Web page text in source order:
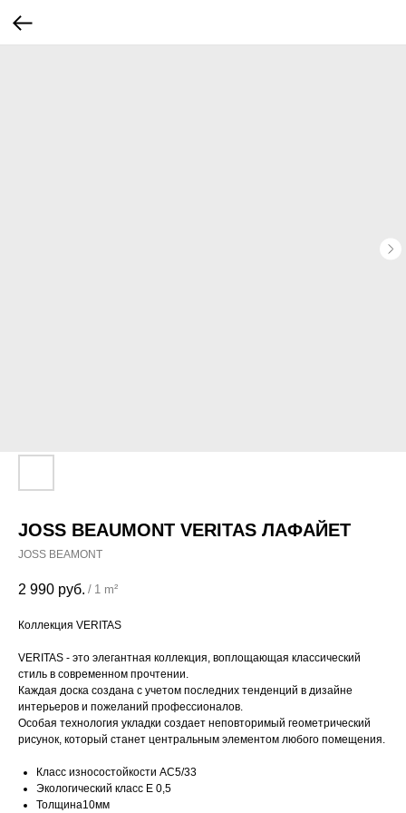
JOSS BEAUMONT VERITAS ЛАФАЙЕТ
JOSS BEAMONT
2 990 руб. / 1 m²
Коллекция VERITAS
VERITAS - это элегантная коллекция, воплощающая классический
стиль в современном прочтении.
Каждая доска создана с учетом последних тенденций в дизайне
интерьеров и пожеланий профессионалов.
Особая технология укладки создает неповторимый геометрический
рисунок, который станет центральным элементом любого помещения.
Класс износостойкости АС5/33
Экологический класс Е 0,5
Толщина10мм